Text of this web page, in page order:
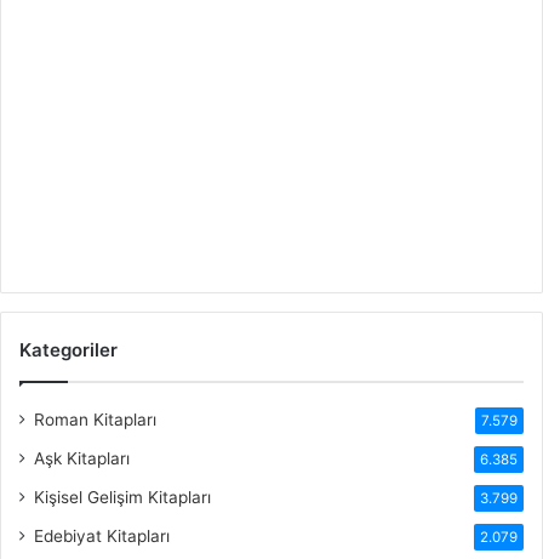
Kategoriler
Roman Kitapları 7.579
Aşk Kitapları 6.385
Kişisel Gelişim Kitapları 3.799
Edebiyat Kitapları 2.079